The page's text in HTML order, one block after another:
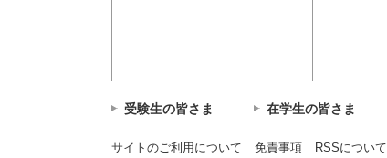
受験生の皆さま 在学生の皆さま
サイトのご利用について 免責事項 RSSについて